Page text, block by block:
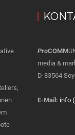
ProCOMM
media &
D-83564
E-Mail: info